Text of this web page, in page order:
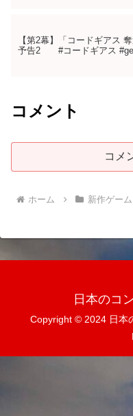
【第2幕】「コードギアス 奪
予告2 #コードギアス
コメント
コメ
ホーム 新作ゲーム
日本のコ
Copyright © 2024 日本